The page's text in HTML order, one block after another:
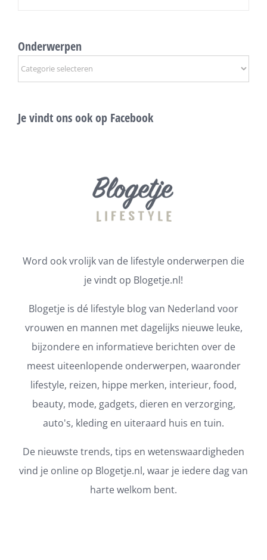
Onderwerpen
Onderwerpen
Je vindt ons ook op Facebook
Word ook vrolijk van de lifestyle onderwerpen die
je vindt op Blogetje.nl!
Blogetje is dé lifestyle blog van Nederland voor
vrouwen en mannen met dagelijks nieuwe leuke,
bijzondere en informatieve berichten over de
meest uiteenlopende onderwerpen, waaronder
lifestyle, reizen, hippe merken, interieur, food,
beauty, mode, gadgets, dieren en verzorging,
auto's, kleding en uiteraard huis en tuin.
De nieuwste trends, tips en wetenswaardigheden
vind je online op Blogetje.nl, waar je iedere dag van
harte welkom bent.